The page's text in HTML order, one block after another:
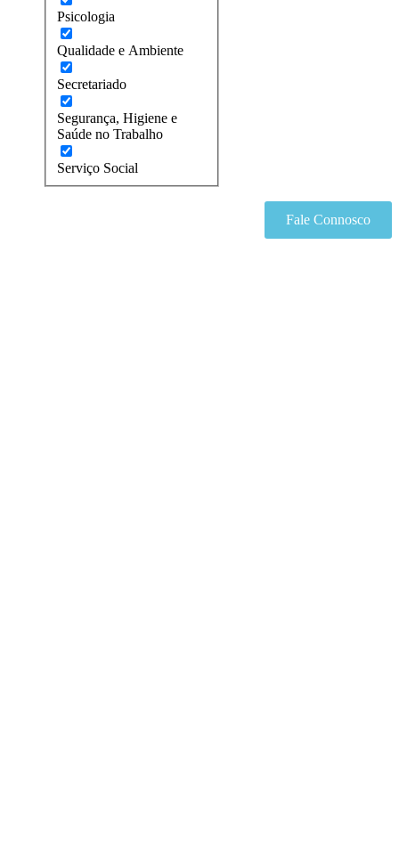
Psicologia
Qualidade e Ambiente
Secretariado
Segurança, Higiene e
Saúde no Trabalho
Serviço Social
Fale Connosco